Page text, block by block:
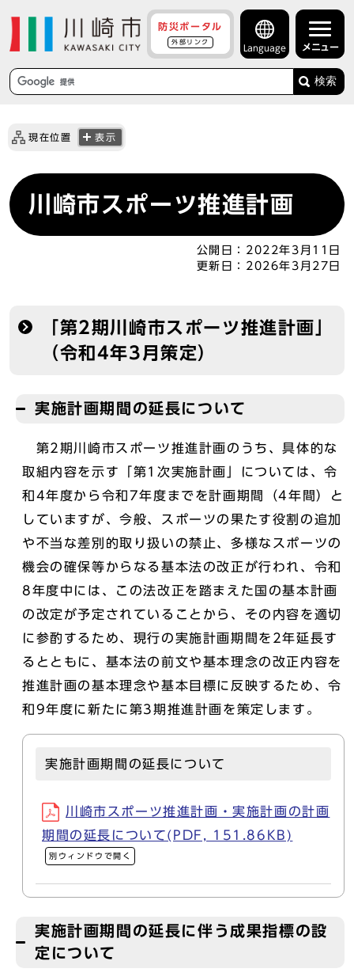
防災ポータル
外部リンク
Language メニュー
検索
現在位置 表示
川崎市スポーツ推進計画
公開日： 2022年3月11日
更新日： 2026年3月27日
「第2期川崎市スポーツ推進計画」
（令和4年3月策定）
実施計画期間の延長について
第2期川崎市スポーツ推進計画のうち、具体的な
取組内容を示す「第1次実施計画」については、令
和4年度から令和7年度までを計画期間（4年間）と
していますが、今般、スポーツの果たす役割の追加
や不当な差別的取り扱いの禁止、多様なスポーツの
機会の確保等からなる基本法の改正が行われ、令和
8年度中には、この法改正を踏まえた国の基本計画
の改定が予定されていることから、その内容を適切
に参酌するため、現行の実施計画期間を2年延長す
るとともに、基本法の前文や基本理念の改正内容を
推進計画の基本理念や基本目標に反映するため、令
和9年度に新たに第3期推進計画を策定します。
実施計画期間の延長について
川崎市スポーツ推進計画・実施計画の計画
期間の延長について(PDF, 151.86KB)
別ウィンドウで開く
実施計画期間の延長に伴う成果指標の設
定について